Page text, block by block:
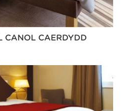
CANOL CAERDYDD